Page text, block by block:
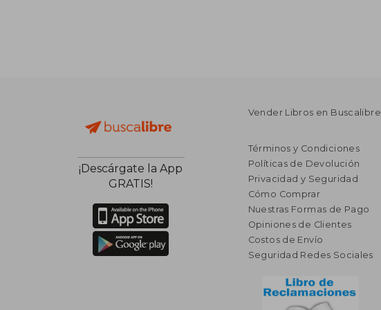
¡Descárgate la App
GRATIS!
Vender Libros en Buscalibre
Términos y Condiciones
Políticas de Devolución
Privacidad y Seguridad
Cómo Comprar
Nuestras Formas de Pago
Opiniones de Clientes
Costos de Envío
Seguridad Redes Sociales